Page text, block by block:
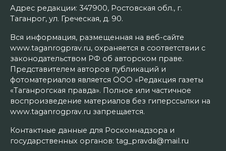
Адрес редакции: 347900, Ростовская обл., г.
Таганрог, ул. Греческая, д. 90.
Вся информация, размещенная на веб-сайте
www.taganrogprav.ru, охраняется в соответствии с
законодательством РФ об авторском праве.
Представителем авторов публикаций и
фотоматериалов является ООО «Редакция газеты
«Таганрогская правда». Полное или частичное
воспроизведение материалов без гиперссылки на
www.taganrogprav.ru запрещается.
Контактные данные для Роскомнадзора и
государственных органов: tag_pravda@mail.ru